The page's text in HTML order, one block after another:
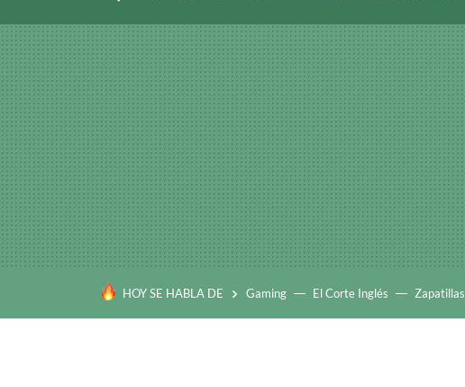
HOY SE HABLA DE Gaming El Corte Inglés Zapatillas